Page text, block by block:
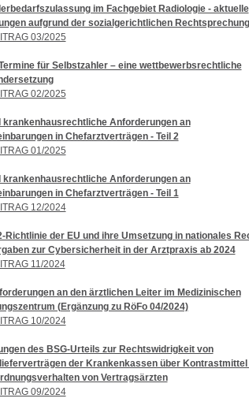
im Fachgebiet Radiologie - aktuelle
aufgrund der sozialgerichtlichen Rechtsprechung
03/2025
für Selbstzahler – eine wettbewerbsrechtliche
02/2025
krankenhausrechtliche Anforderungen an
in Chefarztverträgen - Teil 2
01/2025
krankenhausrechtliche Anforderungen an
in Chefarztverträgen - Teil 1
12/2024
Richtlinie der EU und ihre Umsetzung in nationales
zur Cybersicherheit in der Arztpraxis ab 2024
11/2024
an den ärztlichen Leiter im Medizinischen
(Ergänzung zu RöFo 04/2024)
10/2024
des BSG-Urteils zur Rechtswidrigkeit von
der Krankenkassen über Kontrastmittel
von Vertragsärzten
09/2024